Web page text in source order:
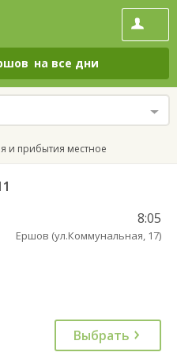
на все дни
и прибытия местное
8:05
Ершов (ул.Коммунальная, 17)
Выбрать